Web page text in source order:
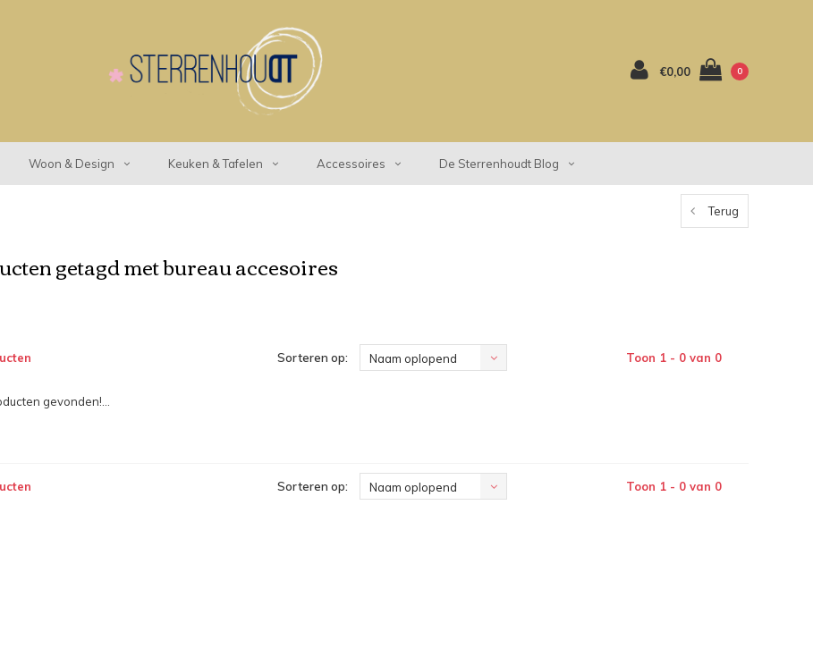
€0,00 0
Woon & Design Keuken & Tafelen Accessoires De Sterrenhoudt Blog
Terug
getagd met bureau accesoires
Sorteren op: Naam oplopend Toon 1 - 0 van 0
gevonden!...
Sorteren op: Naam oplopend Toon 1 - 0 van 0